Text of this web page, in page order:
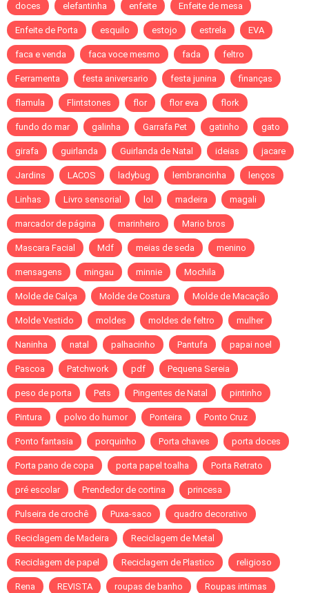
doces elefantinha enfeite Enfeite de mesa
Enfeite de Porta esquilo estojo estrela EVA
faca e venda faca voce mesmo fada feltro
Ferramenta festa aniversario festa junina finanças
flamula Flintstones flor flor eva flork
fundo do mar galinha Garrafa Pet gatinho gato
girafa guirlanda Guirlanda de Natal ideias jacare
Jardins LACOS ladybug lembrancinha lenços
Linhas Livro sensorial lol madeira magali
marcador de página marinheiro Mario bros
Mascara Facial Mdf meias de seda menino
mensagens mingau minnie Mochila
Molde de Calça Molde de Costura Molde de Macação
Molde Vestido moldes moldes de feltro mulher
Naninha natal palhacinho Pantufa papai noel
Pascoa Patchwork pdf Pequena Sereia
peso de porta Pets Pingentes de Natal pintinho
Pintura polvo do humor Ponteira Ponto Cruz
Ponto fantasia porquinho Porta chaves porta doces
Porta pano de copa porta papel toalha Porta Retrato
pré escolar Prendedor de cortina princesa
Pulseira de crochê Puxa-saco quadro decorativo
Reciclagem de Madeira Reciclagem de Metal
Reciclagem de papel Reciclagem de Plastico religioso
Rena REVISTA roupas de banho Roupas intimas